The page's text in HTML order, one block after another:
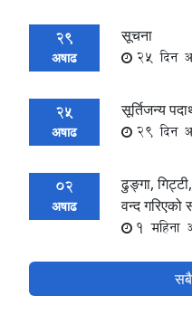
29
अषाढ
सूचना
25 दिन
25
अषाढ
सूर्तिजन्य
29 दिन
02
अषाढ
ढुङ्गा,
वन्द गरिएको
1 महिना
सबै